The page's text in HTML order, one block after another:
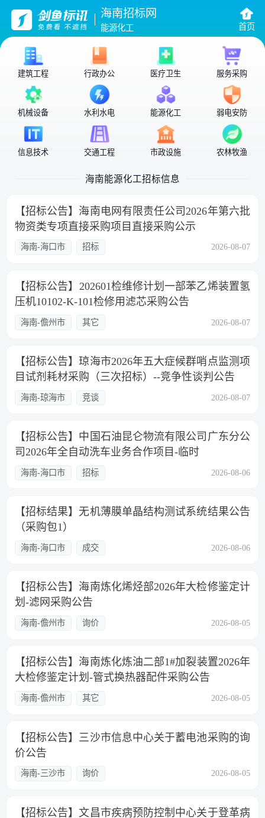
海南招标网
能源化工 首页
建筑工程 行政办公 医疗卫生 服务采购
机械设备 水利水电 能源化工 弱电安防
信息技术 交通工程 市政设施 农林牧渔
海南能源化工招标信息
【招标公告】海南电网有限责任公司2026年第六批
物资类专项直接采购项目直接采购公示
海南-海口市 招标 2026-08-07
【招标公告】202601检维修计划一部苯乙烯装置氢
压机10102-K-101检修用滤芯采购公告
海南-儋州市 其它 2026-08-07
【招标公告】琼海市2026年五大症候群哨点监测项
目试剂耗材采购（三次招标）--竞争性谈判公告
海南-琼海市 竞谈 2026-08-07
【招标公告】中国石油昆仑物流有限公司广东分公
司2026年全自动洗车业务合作项目-临时
海南-海口市 招标 2026-08-06
【招标结果】无机薄膜单晶结构测试系统结果公告
（采购包1）
海南-海口市 成交 2026-08-06
【招标公告】海南炼化烯烃部2026年大检修鉴定计
划-滤网采购公告
海南-儋州市 询价 2026-08-05
【招标公告】海南炼化炼油二部1#加裂装置2026年
大检修鉴定计划-管式换热器配件采购公告
海南-儋州市 其它 2026-08-05
【招标公告】三沙市信息中心关于蓄电池采购的询
价公告
海南-三沙市 询价 2026-08-05
【招标公告】文昌市疾病预防控制中心关于登革病